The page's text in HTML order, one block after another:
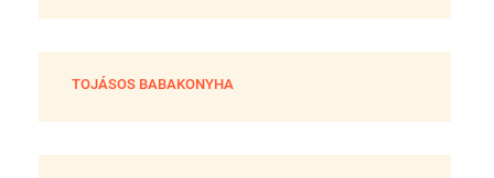
TOJÁSOS BABAKONYHA